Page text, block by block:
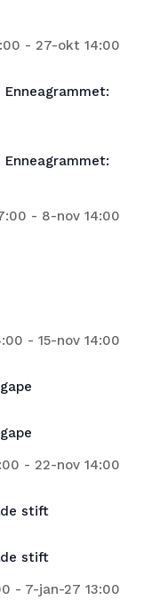
-27-okt 14:00
- 8-nov 14:00
-15-nov 14:00
-22-nov 14:00
stift
stift
- 7-jan-27 13:00